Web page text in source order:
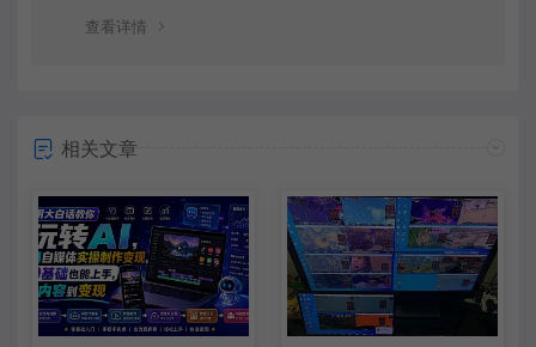
查看详情
相关文章